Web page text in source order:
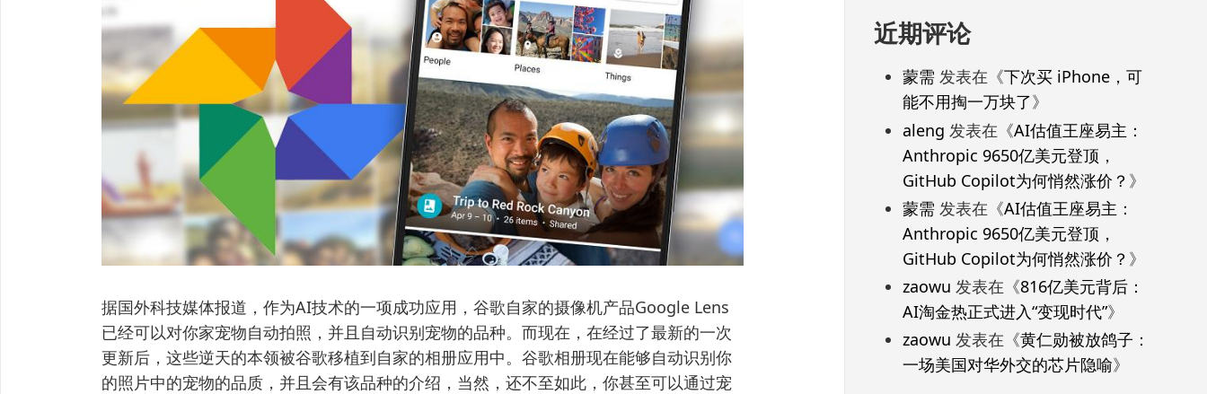
据国外科技媒体报道，作为AI技术的一项成功应用，谷歌自家的摄像机产品Google Lens
已经可以对你家宠物自动拍照，并且自动识别宠物的品种。而现在，在经过了最新的一次
更新后，这些逆天的本领被谷歌移植到自家的相册应用中。谷歌相册现在能够自动识别你
的照片中的宠物的品质，并且会有该品种的介绍，当然，还不至如此，你甚至可以通过宠
近期评论
蒙需发表在《下次买 iPhone，可
能不用掏一万块了》
aleng 发表在《AI估值王座易主：
Anthropic 9650亿美元登顶，
GitHub Copilot为何悄然涨价？ 》
蒙需发表在《AI估值王座易主：
Anthropic 9650亿美元登顶，
GitHub Copilot为何悄然涨价？ 》
zaowu 发表在《816亿美元背后：
AI淘金热正式进入“变现时代”》
zaowu 发表在《黄仁勋被放鸽子：
一场美国对华外交的芯片隐喻》